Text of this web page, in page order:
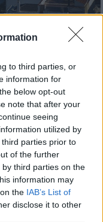
to third parties, or
information for
below opt-out
note that after your
seeing
utilized by
parties prior to
of the further
third parties on the
information may
the IAB’s List of
disclose it to other
Google